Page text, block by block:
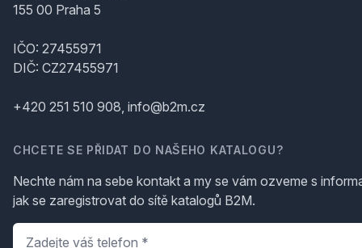
155 00 Praha 5
IČO: 27455971
DIČ: CZ27455971
+420 251 510 908, info@b2m.cz
CHCETE SE PŘIDAT DO NAŠEHO KATALOGU?
Nechte nám na sebe kontakt a my se vám ozveme s
jak se zaregistrovat do sítě katalogů B2M.
Telefon